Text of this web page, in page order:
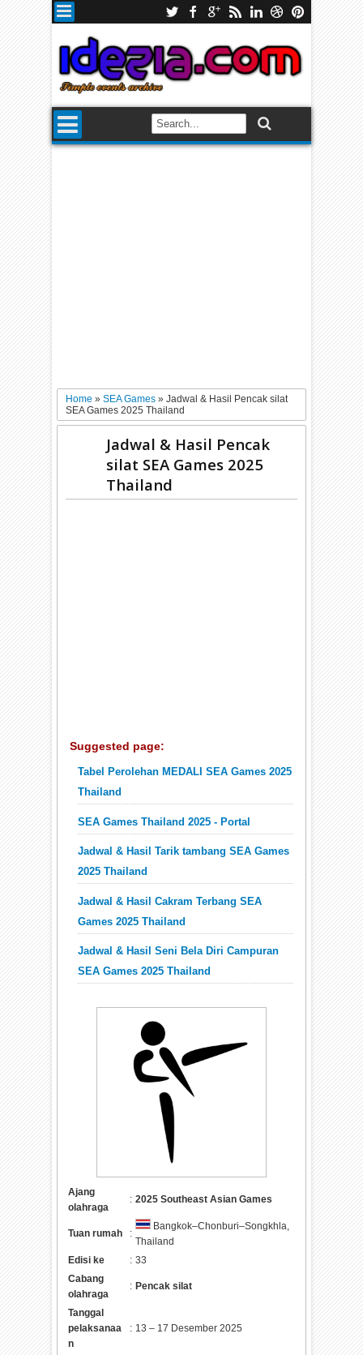
Home»SEA Games»Jadwal & Hasil Pencak silat
SEA Games 2025 Thailand
Jadwal & Hasil Pencak
silat SEA Games 2025
Thailand
Suggested page:
Tabel Perolehan MEDALI SEA Games 2025
Thailand
SEA Games Thailand 2025 - Portal
Jadwal & Hasil Tarik tambang SEA Games
2025 Thailand
Jadwal & Hasil Cakram Terbang SEA
Games 2025 Thailand
Jadwal & Hasil Seni Bela Diri Campuran
SEA Games 2025 Thailand
Ajang
olahraga
: 2025 Southeast Asian Games
Tuan rumah :
Bangkok–Chonburi–Songkhla,
Thailand
Edisi ke
: 33
Cabang
olahraga
: Pencak silat
Tanggal
pelaksanaa
n
: 13 – 17 Desember 2025